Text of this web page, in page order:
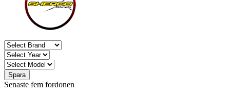
Spara
Senaste fem fordonen